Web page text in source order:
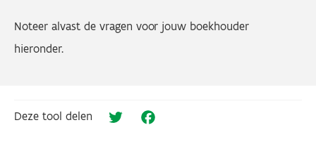
Noteer alvast de vragen voor jouw boekhouder
hieronder.
Deze tool delen Twitter